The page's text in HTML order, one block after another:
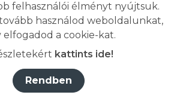
MUNKAKABÁT szürke S
felhasználói élményt nyújtsuk.
használod weboldalunkat,
elfogadod a cookie-kat.
kattints ide!
Rendben